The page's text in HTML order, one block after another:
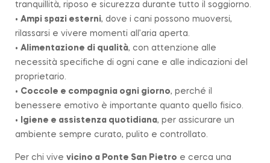
tranquillità, riposo e sicurezza durante tutto il soggiorno.
• Ampi spazi esterni, dove i cani possono muoversi,
rilassarsi e vivere momenti all’aria aperta.
• Alimentazione di qualità, con attenzione alle
necessità specifiche di ogni cane e alle indicazioni del
proprietario.
• Coccole e compagnia ogni giorno, perché il
benessere emotivo è importante quanto quello fisico.
•
Igiene e assistenza quotidiana, per assicurare un
ambiente sempre curato, pulito e controllato.
Per chi vive vicino a Ponte San Pietro e cerca una